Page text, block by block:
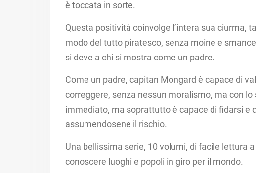
è toccata in sorte.​
Questa positività coinvolge l’intera sua ciurma,
modo del tutto piratesco, senza moine e
si deve a chi si mostra come un padre.​
Come un padre, capitan Mongard è capace di
correggere, senza nessun moralismo, ma con
immediato, ma soprattutto è capace di fidarsi e
assumendosene il rischio.​
Una bellissima serie, 10 volumi, di facile lettura
conoscere luoghi e popoli in giro per il mondo.​